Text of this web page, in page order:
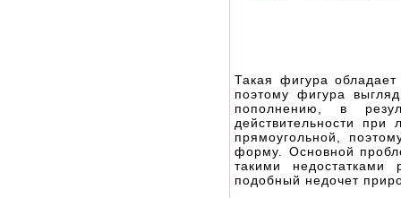
Такая фигура
поэтому фигура
пополнению, в
действительности
прямоугольной,
форму. Основной
такими
подобный недочет